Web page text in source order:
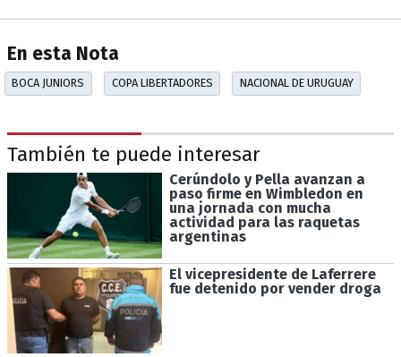
En esta Nota
BOCA JUNIORS COPA LIBERTADORES NACIONAL DE URUGUAY
También te puede interesar
Cerúndolo y Pella avanzan a
paso firme en Wimbledon en
una jornada con mucha
actividad para las raquetas
argentinas
El vicepresidente de Laferrere
fue detenido por vender droga